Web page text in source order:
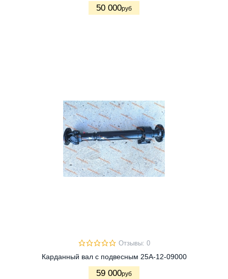
50 000руб
Отзывы: 0
Карданный вал с подвесным 25A-12-09000
59 000руб